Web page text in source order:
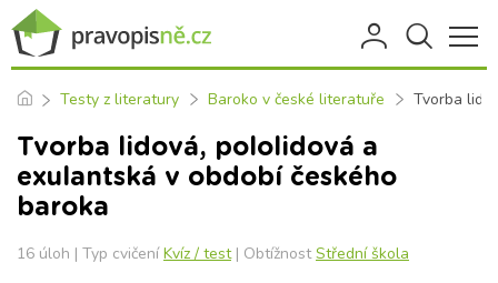
Testy z literatury Baroko v české literatuře Tvorba
Tvorba lidová, pololidová a
exulantská v období českého
baroka
16 úloh | Typ cvičeníKvíz / test| ObtížnostStřední škola